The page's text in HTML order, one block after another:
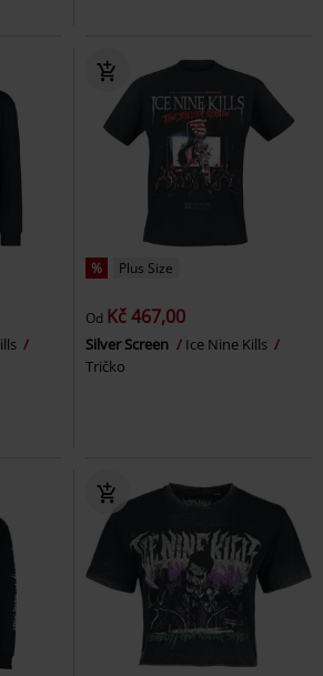
% Plus Size
Od Kč 467,00
Silver Screen
Ice Nine Kills
Tričko